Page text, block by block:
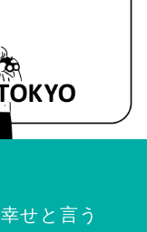
せと言う